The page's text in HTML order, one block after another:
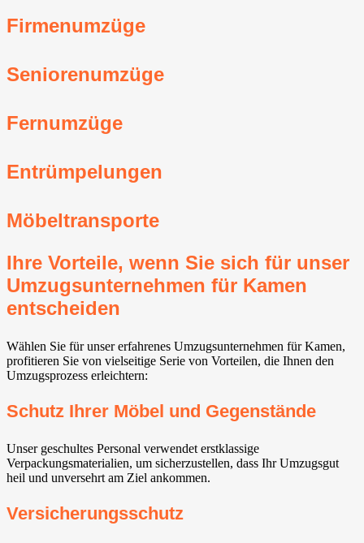
Firmenumzüge
Seniorenumzüge
Fernumzüge
Entrümpelungen
Möbeltransporte
Ihre Vorteile, wenn Sie sich für unser
Umzugsunternehmen für Kamen
entscheiden
Wählen Sie für unser erfahrenes Umzugsunternehmen für Kamen,
profitieren Sie von vielseitige Serie von Vorteilen, die Ihnen den
Umzugsprozess erleichtern:
Schutz Ihrer Möbel und Gegenstände
Unser geschultes Personal verwendet erstklassige
Verpackungsmaterialien, um sicherzustellen, dass Ihr Umzugsgut
heil und unversehrt am Ziel ankommen.
Versicherungsschutz